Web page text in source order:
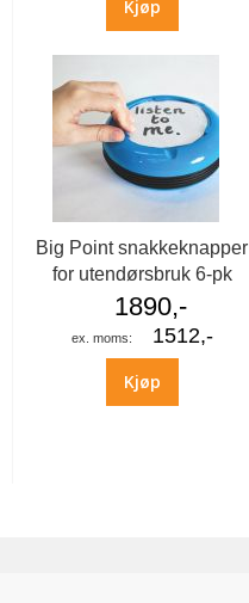
Kjøp
Big Point snakkeknapper
for utendørsbruk 6-pk
1890,-
1512,-
Kjøp